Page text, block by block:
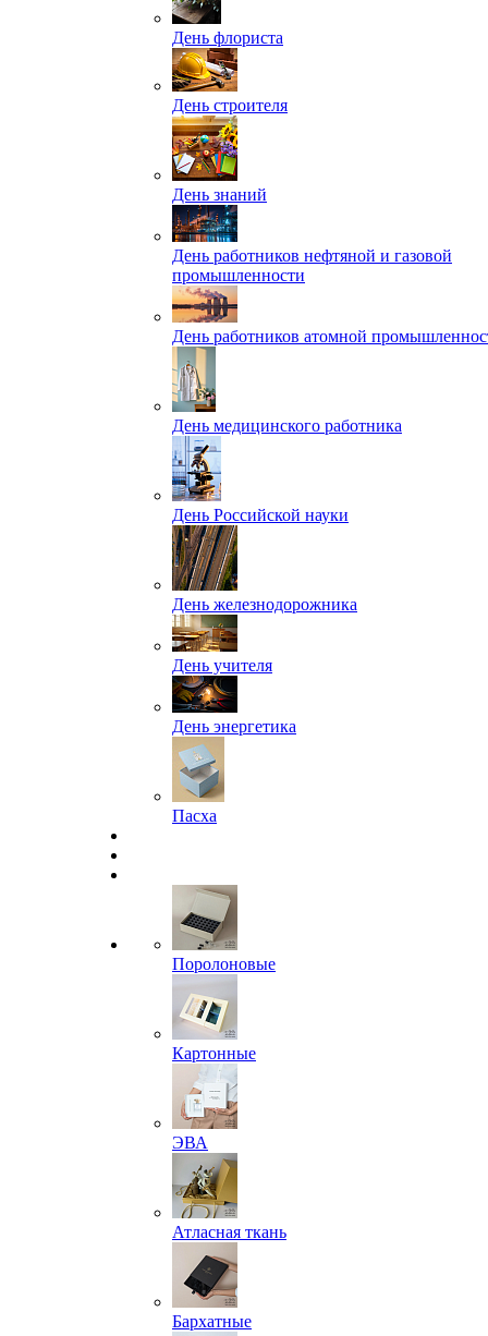
День флориста
День строителя
День знаний
День работников нефтяной и газовой
промышленности
День работников атомной
День медицинского работника
День Российской науки
День железнодорожника
День учителя
День энергетика
Пасха
Поролоновые
Картонные
ЭВА
Атласная ткань
Бархатные